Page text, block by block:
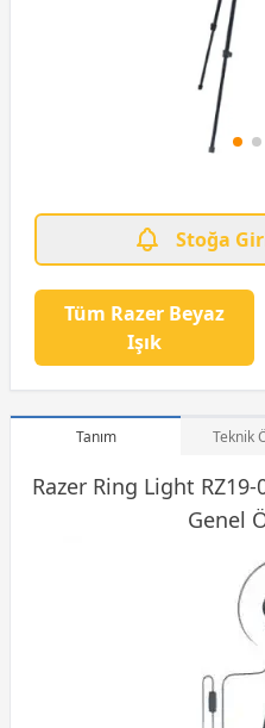
Stoğa
Tüm Razer Beyaz
Işık
Tanım Teknik
Razer Ring Light RZ19-
Genel